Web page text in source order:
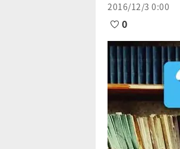
2016/12/3 0:00
0